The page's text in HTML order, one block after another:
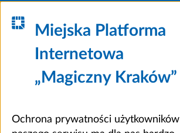
Miejska Platforma
Internetowa
„Magiczny Kraków”
Ochrona prywatności użytkowników